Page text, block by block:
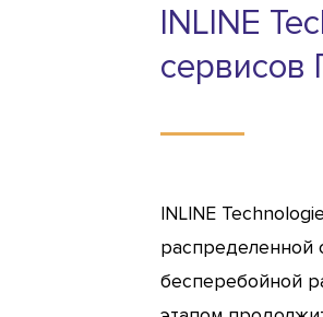
INLINE
сервисов
INLINE
распределенной
бесперебойной